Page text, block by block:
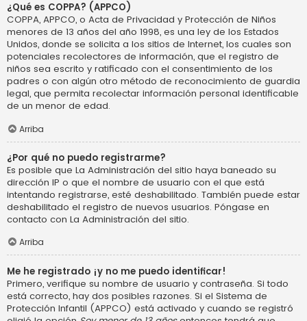
¿Qué es COPPA? (APPCO)
COPPA, APPCO, o Acta de Privacidad y Protección de Niños
menores de 13 años del año 1998, es una ley de los Estados
Unidos, donde se solicita a los sitios de Internet, los cuales son
potenciales recolectores de información, que el registro de
niños sea escrito y ratificado con el consentimiento de los
padres o con algún otro método de reconocimiento de guardia
legal, que permita recolectar información personal identificable
de un menor de edad.
Arriba
¿Por qué no puedo registrarme?
Es posible que La Administración del sitio haya baneado su
dirección IP o que el nombre de usuario con el que está
intentando registrarse, esté deshabilitado. También puede estar
deshabilitado el registro de nuevos usuarios. Póngase en
contacto con La Administración del sitio.
Arriba
Me he registrado ¡y no me puedo identificar!
Primero, verifique su nombre de usuario y contraseña. Si todo
está correcto, hay dos posibles razones. Si el Sistema de
Protección Infantil (APPCO) está activado y cuando se registró